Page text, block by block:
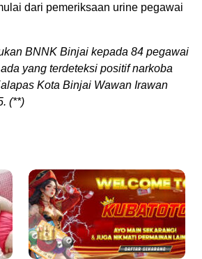
dari pemeriksaan urine pegawai
BNNK Binjai kepada 84 pegawai
yang terdeteksi positif narkoba
Kota Binjai Wawan Irawan
(**)